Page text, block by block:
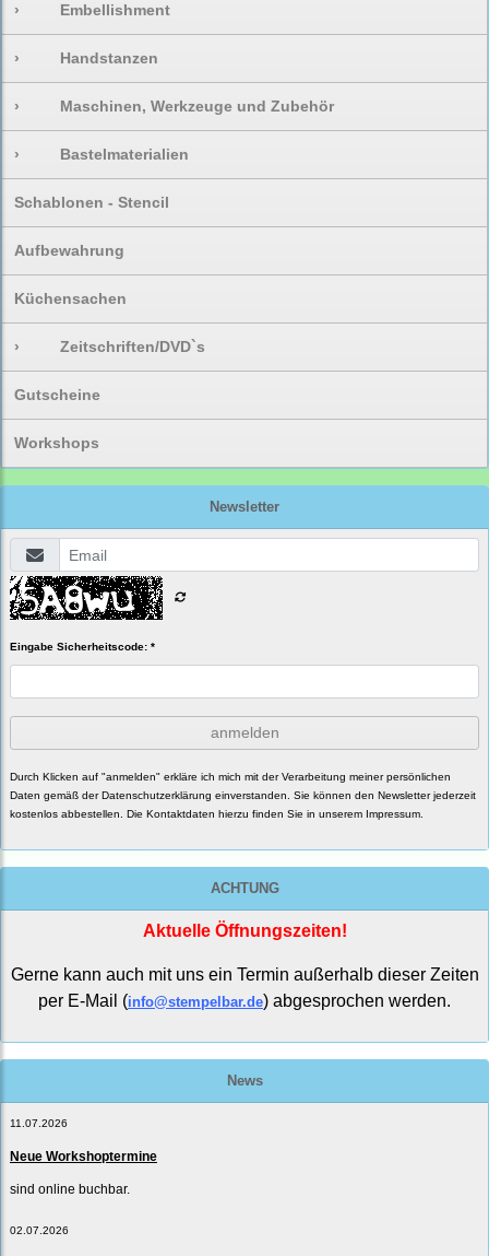
› Embellishment
› Handstanzen
› Maschinen, Werkzeuge und Zubehör
› Bastelmaterialien
Schablonen - Stencil
Aufbewahrung
Küchensachen
› Zeitschriften/DVD`s
Gutscheine
Workshops
Newsletter
Eingabe Sicherheitscode: *
anmelden
Durch Klicken auf "anmelden" erkläre ich mich mit der Verarbeitung meiner persönlichen
Daten gemäß derDatenschutzerklärung einverstanden. Sie können den Newsletter jederzeit
kostenlos abbestellen. Die Kontaktdaten hierzu finden Sie in unserem Impressum.
ACHTUNG
Aktuelle Öffnungszeiten!
Gerne kann auch mit uns ein Termin außerhalb dieser Zeiten
per E-Mail (info@stempelbar.de) abgesprochen werden.
News
11.07.2026
Neue Workshoptermine
sind online buchbar.
02.07.2026